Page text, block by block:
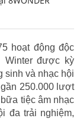
hoạt động độc
Winter được kỳ
sinh và nhạc hội
250.000 lượt
tiệc âm nhạc
đa trải nghiệm,